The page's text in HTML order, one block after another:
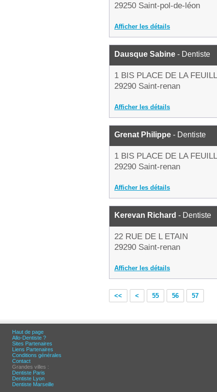
29250 Saint-pol-de-léon
Afficher les détails
Dausque Sabine - Dentiste
1 BIS PLACE DE LA
29290 Saint-renan
Afficher les détails
Grenat Philippe - Dentiste
1 BIS PLACE DE LA
29290 Saint-renan
Afficher les détails
Kerevan Richard - Dentiste
22 RUE DE L ETAIN
29290 Saint-renan
Afficher les détails
<< < 55 56 57
Haut de page
Allo-Dentiste ?
Sites Partenaires
Liens Partenaires
Conditions générales
Contact
Grandes villes :
Dentiste Paris
Dentiste Lyon
Dentiste Marseille